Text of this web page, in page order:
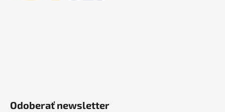
Odoberať newsletter